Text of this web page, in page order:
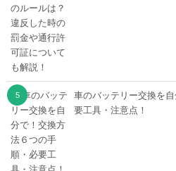
車のバッテリー交換を
要工具・注意点！